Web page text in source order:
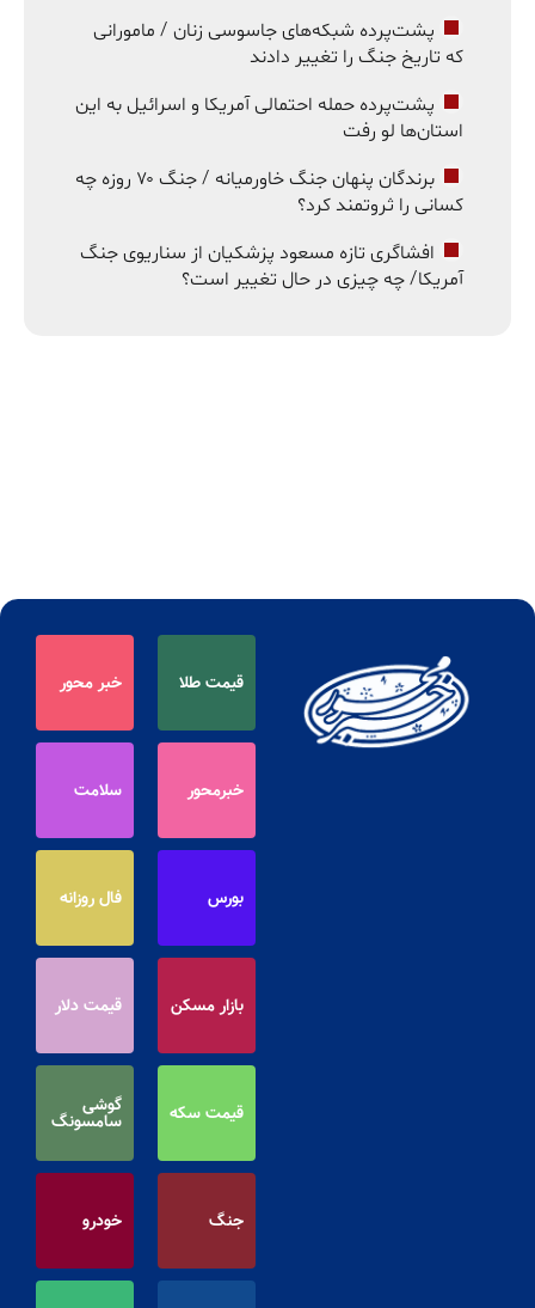
پشت‌پرده شبکه‌های جاسوسی زنان / مامورانی
که تاریخ جنگ را تغییر دادند
پشت‌پرده حمله احتمالی آمریکا و اسرائیل به این
استان‌ها لو رفت
برندگان پنهان جنگ خاورمیانه / جنگ ۷۰ روزه چه
کسانی را ثروتمند کرد؟
افشاگری تازه مسعود پزشکیان از سناریوی جنگ
آمریکا/ چه چیزی در حال تغییر است؟
قیمت طلا خبر محور
خبرمحور سلامت
بورس فال روزانه
بازار مسکن قیمت دلار
قیمت سکه گوشی
سامسونگ
جنگ خودرو